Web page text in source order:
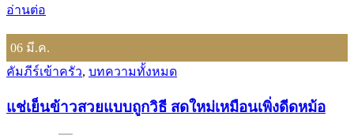
อ่านต่อ
06 มี.ค.
คัมภีร์เข้าครัว, บทความทั้งหมด
แช่เย็นข้าวสวยแบบถูกวิธี สดใหม่เหมือนเพิ่งดีดหม้อ